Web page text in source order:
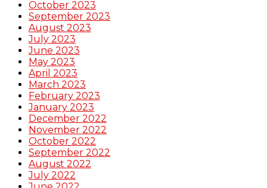
October 2023
September 2023
August 2023
July 2023
June 2023
May 2023
April 2023
March 2023
February 2023
January 2023
December 2022
November 2022
October 2022
September 2022
August 2022
July 2022